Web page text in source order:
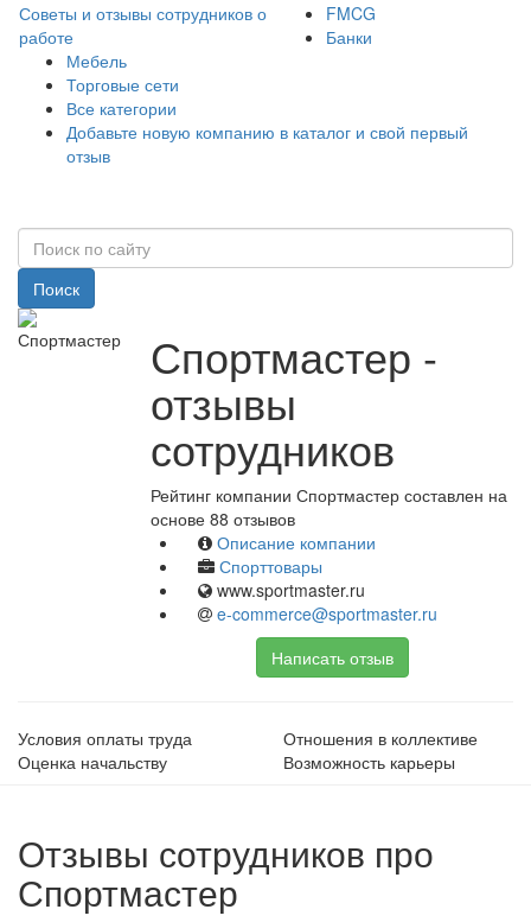
Советы и отзывы сотрудников о
работе
FMCG
Банки
Мебель
Торговые сети
Все категории
Добавьте новую компанию в каталог и свой первый
отзыв
Поиск
Спортмастер -
отзывы
сотрудников
Рейтинг компании Спортмастер составлен на
основе 88 отзывов
Описание компании
Спорттовары
www.sportmaster.ru
e-commerce@sportmaster.ru
Написать отзыв
Условия оплаты труда
Отношения в коллективе
Оценка начальству
Возможность карьеры
Отзывы сотрудников про
Спортмастер